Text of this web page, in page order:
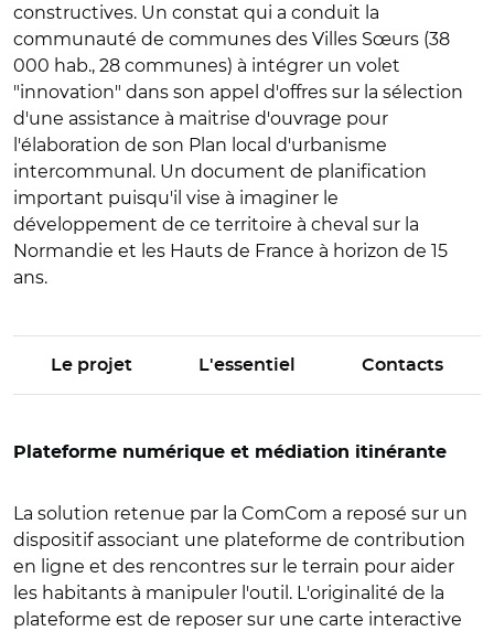
constructives. Un constat qui a conduit la
communauté de communes des Villes Sœurs (38
000 hab., 28 communes) à intégrer un volet
"innovation" dans son appel d'offres sur la sélection
d'une assistance à maitrise d'ouvrage pour
l'élaboration de son Plan local d'urbanisme
intercommunal. Un document de planification
important puisqu'il vise à imaginer le
développement de ce territoire à cheval sur la
Normandie et les Hauts de France à horizon de 15
ans.
Le projet L'essentiel Contacts
Plateforme numérique et médiation itinérante
La solution retenue par la ComCom a reposé sur un
dispositif associant une plateforme de contribution
en ligne et des rencontres sur le terrain pour aider
les habitants à manipuler l'outil. L'originalité de la
plateforme est de reposer sur une carte interactive